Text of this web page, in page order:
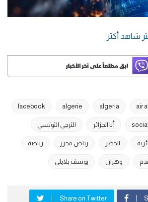
شاهد أكثر
air
algeria
algerie
facebook
أنا الجزائر الترجي التونسي
الخضر رياض محرز رياضة
وهران يوسف بلايلي
Share on Twitter